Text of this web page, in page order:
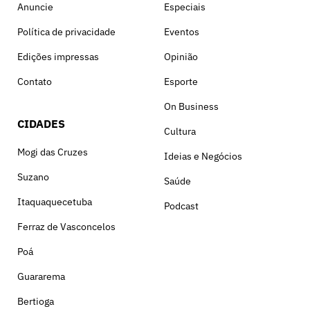
Anuncie
Política de privacidade
Edições impressas
Contato
CIDADES
Mogi das Cruzes
Suzano
Itaquaquecetuba
Ferraz de Vasconcelos
Poá
Guararema
Bertioga
Especiais
Eventos
Opinião
Esporte
On Business
Cultura
Ideias e Negócios
Saúde
Podcast